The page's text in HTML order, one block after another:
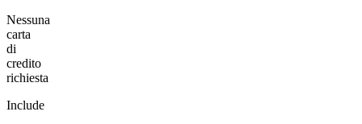
Nessuna
carta
di
credito
richiesta
Include